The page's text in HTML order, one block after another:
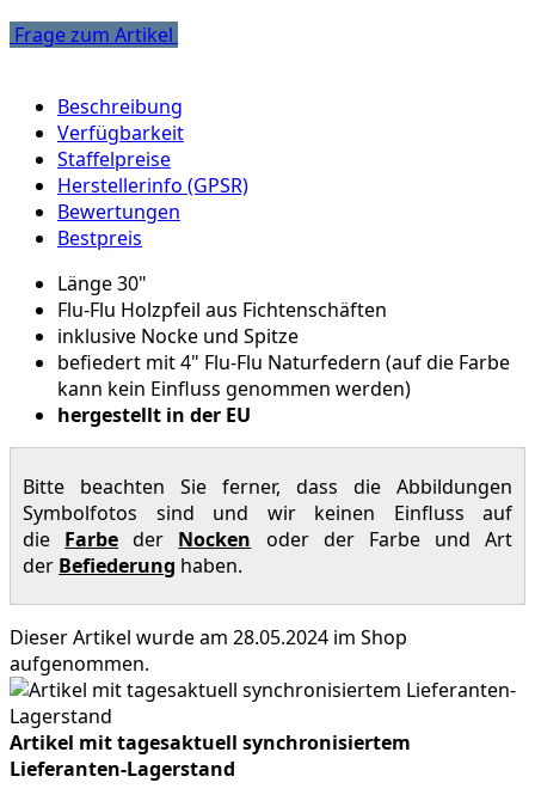
Frage zum Artikel
Beschreibung
Verfügbarkeit
Staffelpreise
Herstellerinfo (GPSR)
Bewertungen
Bestpreis
Länge 30"
Flu-Flu Holzpfeil aus Fichtenschäften
inklusive Nocke und Spitze
befiedert mit 4" Flu-Flu Naturfedern (auf die Farbe
kann kein Einfluss genommen werden)
hergestellt in der EU
Bitte beachten Sie ferner, dass die Abbildungen
Symbolfotos sind und wir keinen Einfluss auf
die Farbe der Nocken oder der Farbe und Art
der Befiederung haben.
Dieser Artikel wurde am 28.05.2024 im Shop
aufgenommen.
Artikel mit tagesaktuell synchronisiertem
Lieferanten-Lagerstand